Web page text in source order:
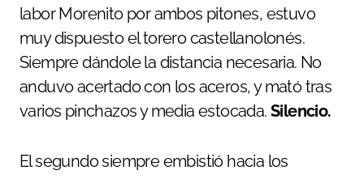
labor Morenito por ambos pitones, estuvo
muy dispuesto el torero castellanolonés.
Siempre dándole la distancia necesaria. No
anduvo acertado con los aceros, y mató tras
varios pinchazos y media estocada. Silencio.
El segundo siempre embistió hacia los